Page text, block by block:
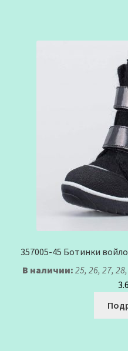
357005-45 Ботинки
В наличии: 25, 26, 27,